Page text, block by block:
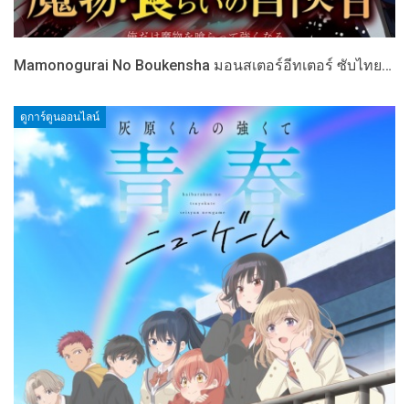
Mamonogurai No Boukensha มอนสเตอร์อีทเตอร์ ซับไทย…
ดูการ์ตูนออนไลน์